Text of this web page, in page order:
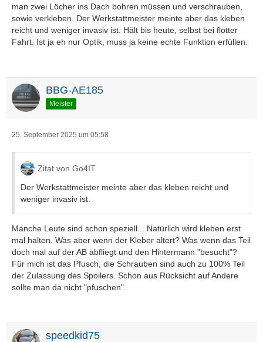
man zwei Löcher ins Dach bohren müssen und verschrauben,
sowie verkleben. Der Werkstattmeister meinte aber das kleben
reicht und weniger invasiv ist. Hält bis heute, selbst bei flotter
Fahrt. Ist ja eh nur Optik, muss ja keine echte Funktion erfüllen.
BBG-AE185
Meister
25. September 2025 um 05:58
Zitat von Go4IT
Der Werkstattmeister meinte aber das kleben reicht und
weniger invasiv ist.
Manche Leute sind schon speziell... Natürlich wird kleben erst
mal halten. Was aber wenn der Kleber altert? Was wenn das Teil
doch mal auf der AB abfliegt und den Hintermann "besucht"?
Für mich ist das Pfusch, die Schrauben sind auch zu 100% Teil
der Zulassung des Spoilers. Schon aus Rücksicht auf Andere
sollte man da nicht "pfuschen".
speedkid75